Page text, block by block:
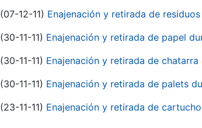
(07-12-11) Enajenación y retirada de
(30-11-11) Enajenación y retirada de papel
(30-11-11) Enajenación y retirada de chatarra
(30-11-11) Enajenación y retirada de palets
(23-11-11) Enajenación y retirada de